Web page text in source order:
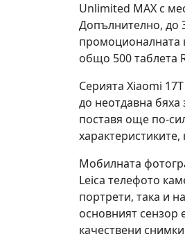
Unlimited MAX с
Допълнително, до
промоционалната
общо 500 таблета
Серията Xiaomi
до неотдавна бяха
поставя още по-
Мобилната
Leica телефото
портрети, така и
основният сензор
качествени